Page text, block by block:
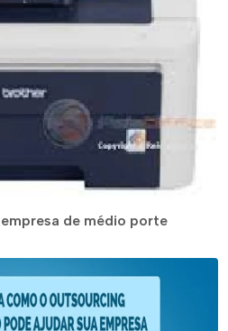
de médio porte